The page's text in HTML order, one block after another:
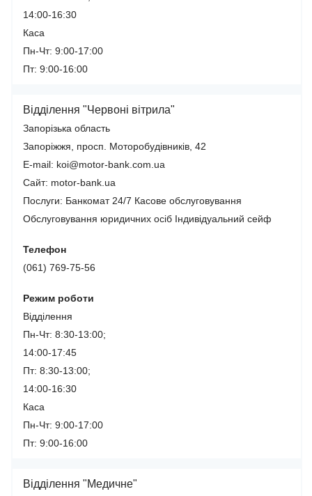
14:00-16:30
Каса
Пн-Чт: 9:00-17:00
Пт: 9:00-16:00
Відділення "Червоні вітрила"
Запорізька область
Запоріжжя, просп. Моторобудівників, 42
E-mail: koi@motor-bank.com.ua
Сайт: motor-bank.ua
Послуги: Банкомат 24/7 Касове обслуговування
Обслуговування юридичних осіб Індивідуальний сейф
Телефон
(061) 769-75-56
Режим роботи
Відділення
Пн-Чт: 8:30-13:00;
14:00-17:45
Пт: 8:30-13:00;
14:00-16:30
Каса
Пн-Чт: 9:00-17:00
Пт: 9:00-16:00
Відділення "Медичне"